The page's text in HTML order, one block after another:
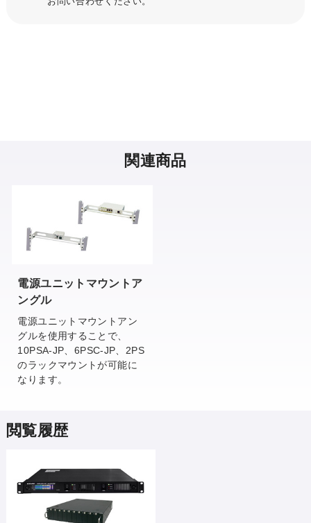
関連商品
電源ユニットマウントア
ングル
電源ユニットマウントアン
グルを使用することで、
10PSA-JP、6PSC-JP、2PS
のラックマウントが可能に
なります。
閲覧履歴